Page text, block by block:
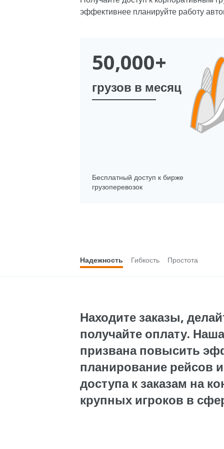
эффективнее планируйте работу
50,000+
грузов в месяц
Бесплатный доступ к бирже
грузоперевозок
Надежность Гибкость Простота
Находите заказы,
получайте оплату.
призвана повысить
планирование рейсов и
доступа к заказам на
крупных игроков в